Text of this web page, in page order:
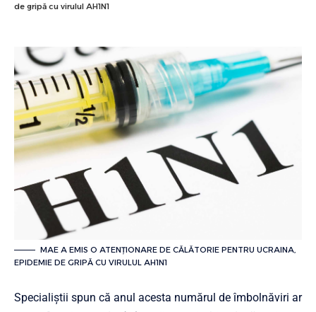
de gripă cu virulul AH1N1
MAE A EMIS O ATENŢIONARE DE CĂLĂTORIE PENTRU UCRAINA,
EPIDEMIE DE GRIPĂ CU VIRULUL AH1N1
Specialiștii spun că anul acesta numărul de îmbolnăviri ar